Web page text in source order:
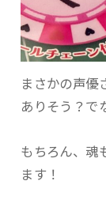
まさかの声優
ありそう？で
もちろん、魂
ます！